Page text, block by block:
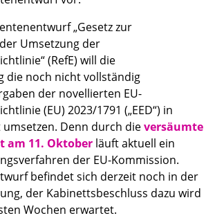
„Gesetz zur
Umsetzung der
(RefE) will die
die noch nicht vollständig
der novellierten EU-
(EU) 2023/1791 („EED“) in
Denn durch dieversäumte
am 11. Oktober läuft aktuell ein
der EU-Kommission.
befindet sich derzeit noch in der
der Kabinettsbeschluss dazu wird
Wochen erwartet.